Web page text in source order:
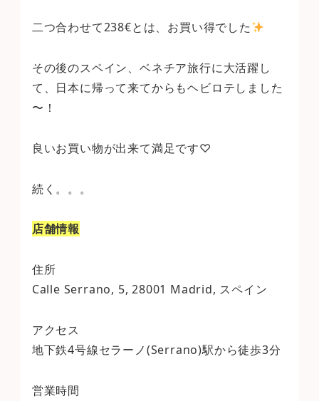
二つ合わせて238€とは、お買い得でした
その後のスペイン、ベネチア旅行に大活躍し
て、日本に帰って来てからもヘビロテしました
〜！
良いお買い物が出来て満足です♡
続く。。。
店舗情報
住所
Calle Serrano, 5, 28001 Madrid, スペイン
アクセス
地下鉄4号線セラーノ(Serrano)駅から徒歩3分
営業時間